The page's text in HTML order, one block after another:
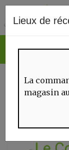
Lieux de
La
magasin